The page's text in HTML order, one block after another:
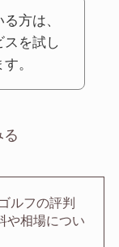
方は、
スを試し
。
ルフの評判
や相場につい